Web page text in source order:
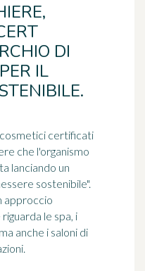
DI
IL
certificati
che l'organismo
lanciando un
sostenibile".
approccio
le spa, i
anche i saloni di